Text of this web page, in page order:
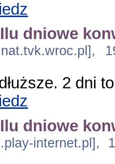
dniowe
2 dni
dniowe
internet.pl],